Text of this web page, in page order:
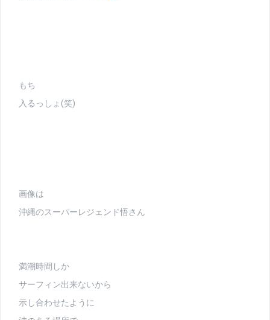
もち
入るっしょ(笑)
画像は
沖縄のスーパーレジェンド悟さん
満潮時間しか
サーフィン出来ないから
示し合わせたように